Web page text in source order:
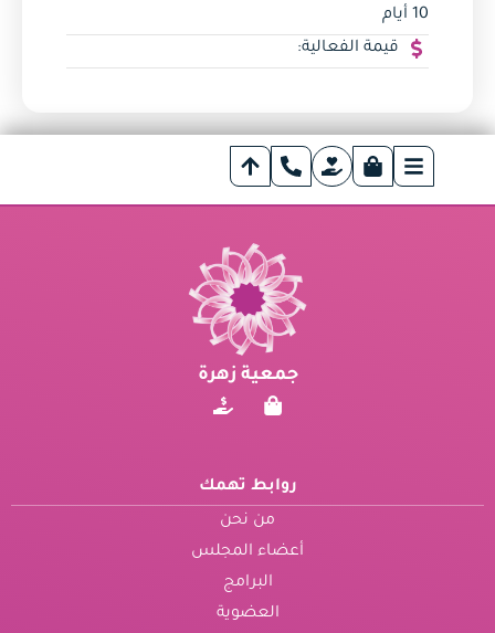
10 أيام
قيمة الفعالية:
جمعية زهرة
روابط تهمك
من نحن
أعضاء المجلس
البرامج
العضوية